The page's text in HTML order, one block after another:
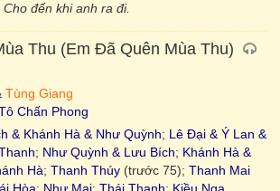
đến khi anh ra đi.
Thu (Em Đã Quên Mùa Thu)
Tùng Giang
Chấn Phong
& Khánh Hà & Như Quỳnh; Lê Đại & Ý Lan &
; Như Quỳnh & Lưu Bích; Khánh Hà &
Hà; Thanh Thúy (trước 75); Thanh Mai